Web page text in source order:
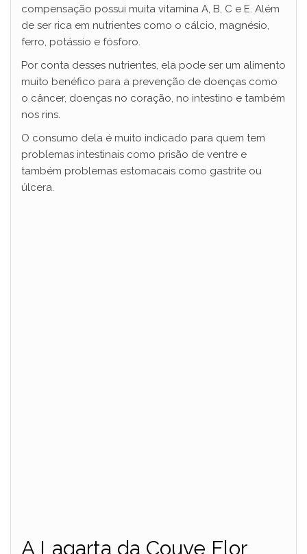
compensação possui muita vitamina A, B, C e E. Além
de ser rica em nutrientes como o cálcio, magnésio,
ferro, potássio e fósforo.
Por conta desses nutrientes, ela pode ser um alimento
muito benéfico para a prevenção de doenças como
o câncer, doenças no coração, no intestino e também
nos rins.
O consumo dela é muito indicado para quem tem
problemas intestinais como prisão de ventre e
também problemas estomacais como gastrite ou
úlcera.
A Lagarta da Couve Flor